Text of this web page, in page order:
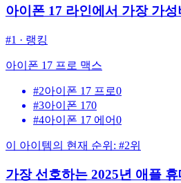
아이폰 17 라인에서 가장 가성
#1 · 랭킹
아이폰 17 프로 맥스
#2아이폰 17 프로0
#3아이폰 170
#4아이폰 17 에어0
이 아이템의 현재 순위: #2위
가장 선호하는 2025년 애플